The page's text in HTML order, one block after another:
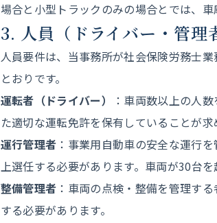
場合と小型トラックのみの場合とでは、
3. 人員（ドライバー・管理
人員要件は、当事務所が社会保険労務士
とおりです。
運転者（ドライバー）
：車両数以上の人
た適切な運転免許を保有していることが求
運行管理者 ：事業用自動車の安全な運行を
上選任する必要があります。車両が30台を
整備管理者 ：車両の点検・整備を管理す
する必要があります。